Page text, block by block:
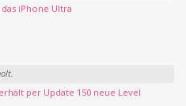
iPhone Ultra
per Update 150 neue Level